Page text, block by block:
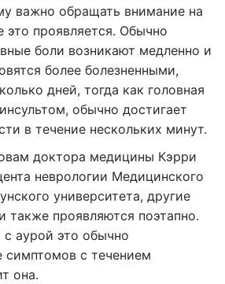
важно обращать внимание на
это проявляется. Обычно
боли возникают медленно и
более болезненными,
дней, тогда как головная
обычно достигает
в течение нескольких минут.
доктора медицины Кэрри
неврологии Медицинского
университета, другие
также проявляются поэтапно.
с аурой это обычно
симптомов с течением
она.